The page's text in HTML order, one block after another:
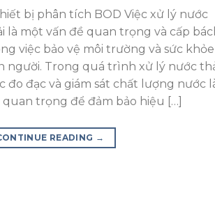
bị phân tích BOD Việc xử lý nước
là một vấn đề quan trọng và cấp
việc bảo vệ môi trường và sức khỏe
người. Trong quá trình xử lý nước
đo đạc và giám sát chất lượng nước
quan trọng để đảm bảo hiệu […]
READING →